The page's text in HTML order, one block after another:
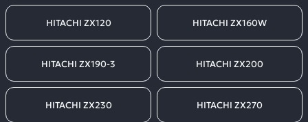
HITACHI ZX120 HITACHI ZX160W
HITACHI ZX190-3 HITACHI ZX200
HITACHI ZX230 HITACHI ZX270